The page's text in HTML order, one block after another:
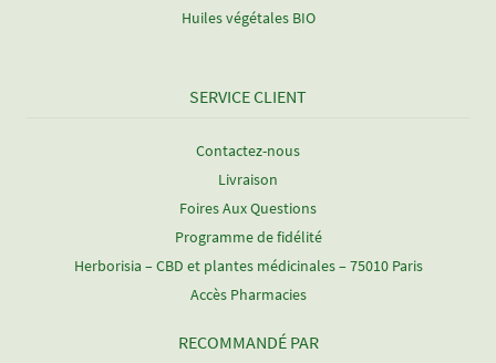
Huiles végétales BIO
SERVICE CLIENT
Contactez-nous
Livraison
Foires Aux Questions
Programme de fidélité
Herborisia – CBD et plantes médicinales – 75010 Paris
Accès Pharmacies
RECOMMANDÉ PAR